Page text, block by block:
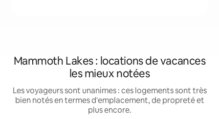
Mammoth Lakes : locations de vacances
les mieux notées
Les voyageurs sont unanimes : ces logements sont très
bien notés en termes d'emplacement, de propreté et
plus encore.